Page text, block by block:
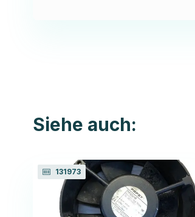
Siehe auch:
131973